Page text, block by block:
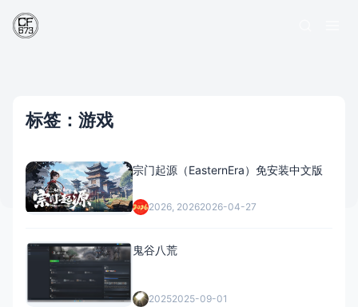
标签：游戏
宗门起源（EasternEra）免安装中文版
2026, 20262026-04-27
鬼谷八荒
20252025-09-01